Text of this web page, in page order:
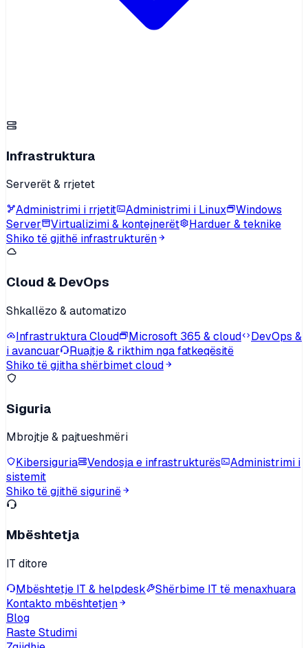
Infrastruktura
Serverët & rrjetet
Administrimi i rrjetit
Administrimi i Linux
Windows
Server
Virtualizimi & kontejnerët
Harduer & teknike
Shiko të gjithë infrastrukturën
Cloud & DevOps
Shkallëzo & automatizo
Infrastruktura Cloud
Microsoft 365 & cloud
DevOps &
i avancuar
Ruajtje & rikthim nga fatkeqësitë
Shiko të gjitha shërbimet cloud
Siguria
Mbrojtje & pajtueshmëri
Kibersiguria
Vendosja e infrastrukturës
Administrimi i
sistemit
Shiko të gjithë sigurinë
Mbështetja
IT ditore
Mbështetje IT & helpdesk
Shërbime IT të menaxhuara
Kontakto mbështetjen
Blog
Raste Studimi